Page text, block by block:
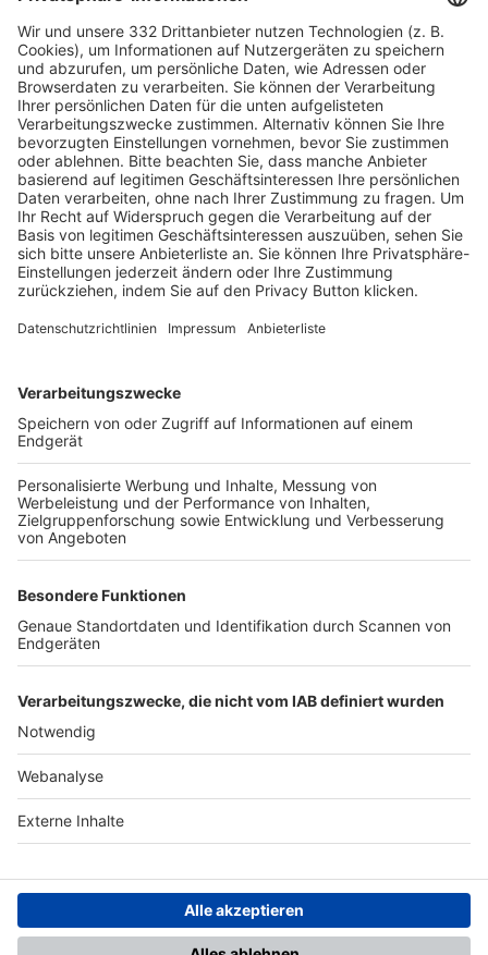
HÄUFIG BESUCHTE SEITEN
Pässe und Vereinswechsel
Trainerausbildung
Schulungsangebot Vereinsmitarbeiter
BFV-Geschäftsstellen
Trainerbörse
Login SpielPlus
FOLGE DEM BFV
TOP-VEREINE
TOP-PARTNER
Nutzungsbedingungen Datenschutz Impressum